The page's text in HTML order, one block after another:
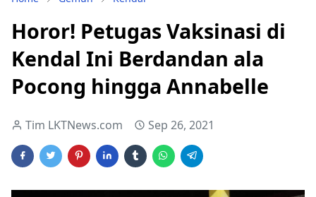
Horor! Petugas Vaksinasi di
Kendal Ini Berdandan ala
Pocong hingga Annabelle
Tim LKTNews.com Sep 26, 2021